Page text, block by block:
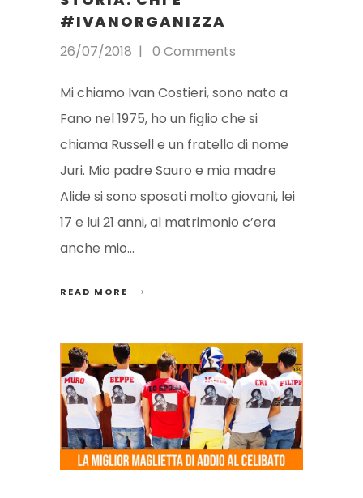
#IVANORGANIZZA
26/07/2018 0 Comments
Mi chiamo Ivan Costieri, sono nato a
Fano nel 1975, ho un figlio che si
chiama Russell e un fratello di nome
Juri. Mio padre Sauro e mia madre
Alide si sono sposati molto giovani, lei
17 e lui 21 anni, al matrimonio c’era
anche mio
READ MORE